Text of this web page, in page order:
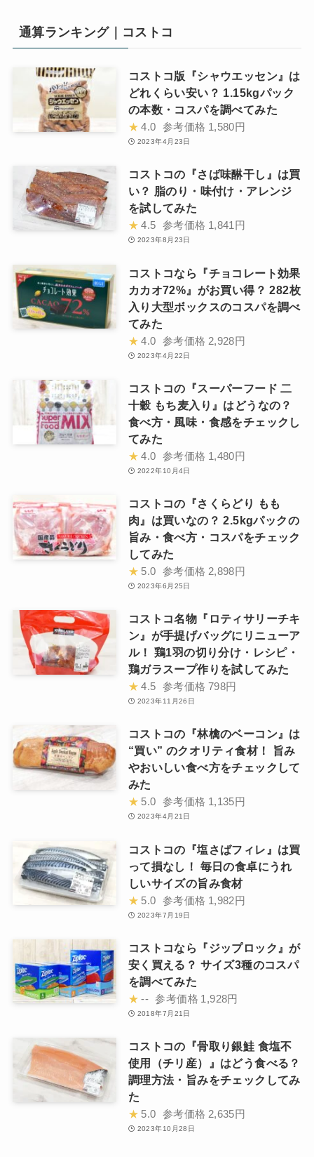
通算ランキング｜コストコ
コストコ版『シャウエッセン』は
どれくらい安い？ 1.15kgパック
の本数・コスパを調べてみた
★ 4.0 参考価格 1,580円
2023年4月23日
コストコの『さば味醂干し』は買
い？ 脂のり・味付け・アレンジ
を試してみた
★ 4.5 参考価格 1,841円
2023年8月23日
コストコなら『チョコレート効果
カカオ72%』がお買い得？ 282枚
入り大型ボックスのコスパを調べ
てみた
★ 4.0 参考価格 2,928円
2023年4月22日
コストコの『スーパーフード 二
十穀 もち麦入り』はどうなの？
食べ方・風味・食感をチェックし
てみた
★ 4.0 参考価格 1,480円
2022年10月4日
コストコの『さくらどり もも
肉』は買いなの？ 2.5kgパックの
旨み・食べ方・コスパをチェック
してみた
★ 5.0 参考価格 2,898円
2023年6月25日
コストコ名物『ロティサリーチキ
ン』が手提げバッグにリニューア
ル！ 鶏1羽の切り分け・レシピ・
鶏ガラスープ作りを試してみた
★ 4.5 参考価格 798円
2023年11月26日
コストコの『林檎のベーコン』は
“買い” のクオリティ食材！ 旨み
やおいしい食べ方をチェックして
みた
★ 5.0 参考価格 1,135円
2023年4月21日
コストコの『塩さばフィレ』は買
って損なし！ 毎日の食卓にうれ
しいサイズの旨み食材
★ 5.0 参考価格 1,982円
2023年7月19日
コストコなら『ジップロック』が
安く買える？ サイズ3種のコスパ
を調べてみた
★ -- 参考価格 1,928円
2018年7月21日
コストコの『骨取り銀鮭 食塩不
使用（チリ産）』はどう食べる？
調理方法・旨みをチェックしてみ
た
★ 5.0 参考価格 2,635円
2023年10月28日